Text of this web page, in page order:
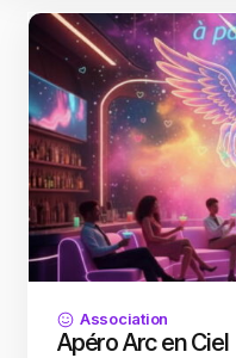
Association
Apéro Arc en Ciel